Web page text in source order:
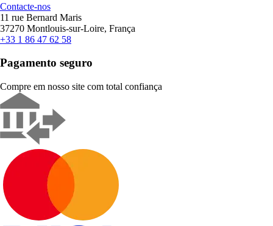
Contacte-nos
11 rue Bernard Maris
37270 Montlouis-sur-Loire, França
+33 1 86 47 62 58
Pagamento seguro
Compre em nosso site com total confiança